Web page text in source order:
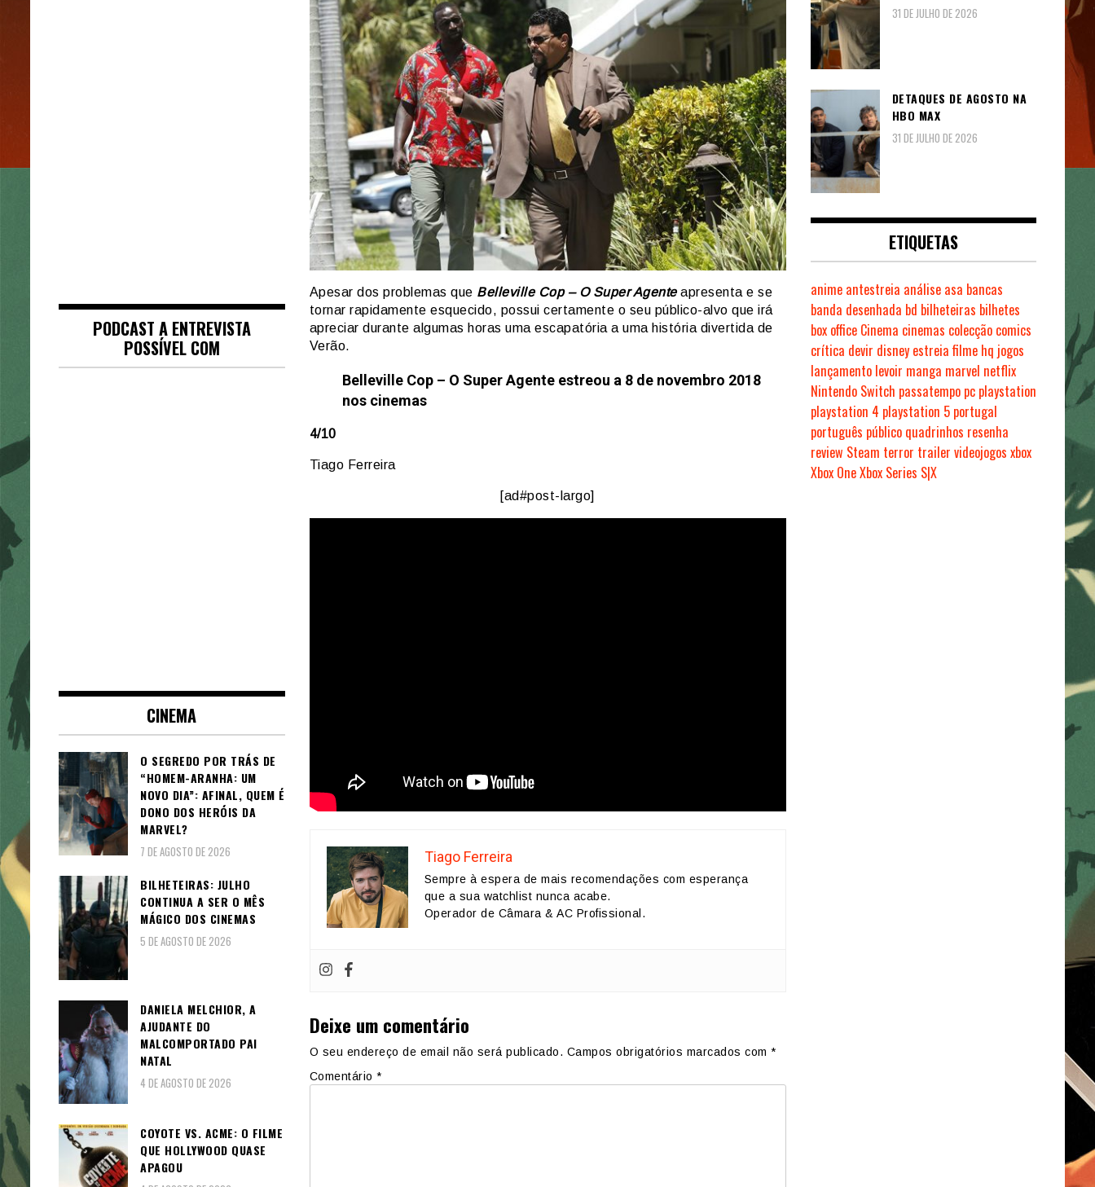
Apesar dos problemas que Belleville Cop – O Super Agenteapresenta e se
tornar rapidamente esquecido, possui certamente o seu público-alvo que irá
apreciar durante algumas horas uma escapatória a uma história divertida de
Verão.
Belleville Cop – O Super Agente estreou a 8 de novembro 2018
nos cinemas
4/10
Tiago Ferreira
[ad#post-largo]
Tiago Ferreira
Sempre à espera de mais recomendações com esperança
que a sua watchlist nunca acabe.
Operador de Câmara & AC Profissional.
Deixe um comentário
O seu endereço de email não será publicado. Campos obrigatórios marcados com *
Comentário *
PODCAST A ENTREVISTA
POSSÍVEL COM
CINEMA
O SEGREDO POR TRÁS DE
“HOMEM-ARANHA: UM
NOVO DIA”: AFINAL, QUEM É
DONO DOS HERÓIS DA
MARVEL?
7 DE AGOSTO DE 2026
BILHETEIRAS: JULHO
CONTINUA A SER O MÊS
MÁGICO DOS CINEMAS
5 DE AGOSTO DE 2026
DANIELA MELCHIOR, A
AJUDANTE DO
MALCOMPORTADO PAI
NATAL
4 DE AGOSTO DE 2026
COYOTE VS. ACME: O FILME
QUE HOLLYWOOD QUASE
APAGOU
31 DE JULHO DE 2026
DETAQUES DE AGOSTO NA
HBO MAX
31 DE JULHO DE 2026
ETIQUETAS
anime antestreia análise asa bancas
banda desenhada bd bilheteiras bilhetes
box office Cinema cinemas colecção comics
crítica devir disney estreiafilme hq jogos
lançamento levoir manga marvel netflix
Nintendo Switch passatempo pc playstation
playstation 4 playstation 5 portugal
português público quadrinhos resenha
review Steam terror trailer videojogos xbox
Xbox OneXbox Series S|X